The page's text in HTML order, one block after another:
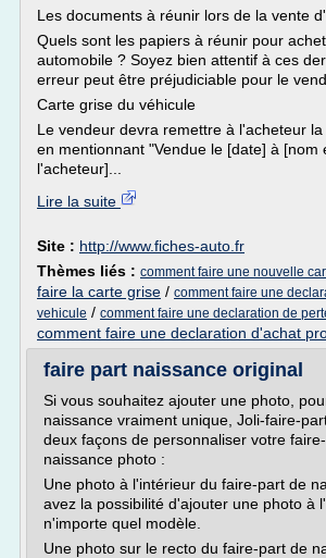
Les documents à réunir lors de la vente
Quels sont les papiers à réunir pour
automobile ? Soyez bien attentif à ces
erreur peut être préjudiciable pour le
Carte grise du véhicule
Le vendeur devra remettre à l'acheteur
en mentionnant "Vendue le [date] à [nom
l'acheteur]...
Lire la suite
Site : http://www.fiches-auto.fr
Thèmes liés : comment faire une nouvelle
faire la carte grise / comment faire une
vehicule / comment faire une declaration de
comment faire une declaration d'achat
faire part naissance original
Si vous souhaitez ajouter une photo,
naissance vraiment unique, Joli-faire-
deux façons de personnaliser votre
naissance photo :
Une photo à l'intérieur du faire-part de
avez la possibilité d'ajouter une photo à
n'importe quel modèle.
Une photo sur le recto du faire-part de